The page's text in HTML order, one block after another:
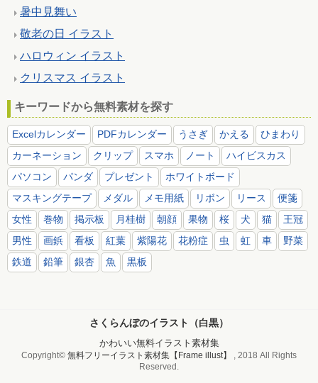
暑中見舞い
敬老の日 イラスト
ハロウィン イラスト
クリスマス イラスト
キーワードから無料素材を探す
Excelカレンダー PDFカレンダー うさぎ かえる
ひまわり
カーネーション
クリップ スマホ ノート
ハイビスカス
パソコン
パンダ プレゼント
ホワイトボード
マスキングテープ
メダル メモ用紙 リボン リース
便箋
女性
巻物 掲示板 月桂樹 朝顔 果物 桜 犬 猫
王冠
男性
画鋲 看板 紅葉 紫陽花 花粉症 虫 虹 車
野菜
鉄道
鉛筆 銀杏 魚 黒板
さくらんぼのイラスト（白黒）
かわいい無料イラスト素材集
Copyright© 無料フリーイラスト素材集【Frame illust】
, 2018 All Rights
Reserved.